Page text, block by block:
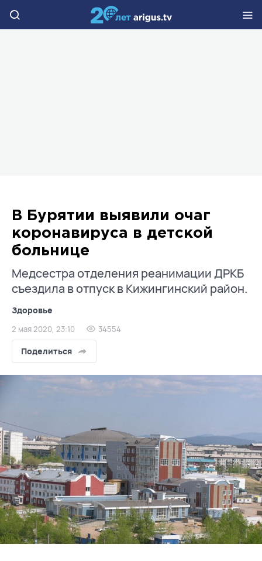
В Бурятии выявили очаг
коронавируса в детской
больнице
Медсестра отделения реанимации ДРКБ
съездила в отпуск в Кижингинский район.
Здоровье
2 мая 2020, 23:10 34554
Поделиться